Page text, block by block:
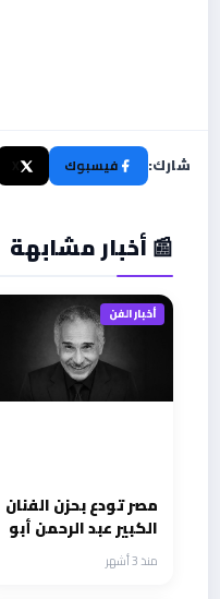
شارك: فيسبوك
📰 أخبار مشابهة
أخبار الفن
مصر تودع بحزن الفنان
الكبير عبد الرحمن أبو
زهرة بعد رحلة طويلة
من العطاء والإبداع
منذ 3 أشهر